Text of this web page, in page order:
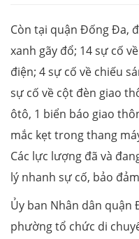
Còn tại quận Đống Đa,
xanh gãy đổ; 14 sự cố
điện; 4 sự cố về chiếu
sự cố về cột đèn giao
ôtô, 1 biển báo giao
mắc kẹt trong thang
Các lực lượng đã và
lý nhanh sự cố, bảo
Ủy ban Nhân dân quận
phường tổ chức di